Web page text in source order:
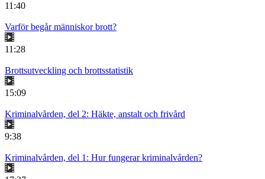
11:40
Varför begår människor brott?
11:28
Brottsutveckling och brottsstatistik
15:09
Kriminalvården, del 2: Häkte, anstalt och frivård
9:38
Kriminalvården, del 1: Hur fungerar kriminalvården?